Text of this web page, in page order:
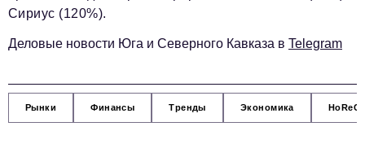
Сириус (120%).
Деловые новости Юга и Северного Кавказа в Telegram
Рынки Финансы Тренды Экономика HoReCa